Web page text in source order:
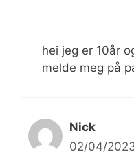
hei jeg er 10år
melde meg på
Nick
02/04/